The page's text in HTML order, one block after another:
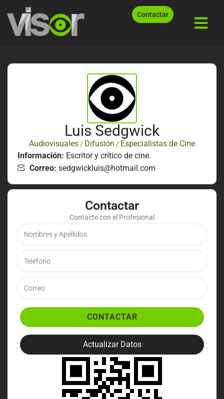
Contactar
Luis Sedgwick
Audiovisuales / Difusión / Especialistas de Cine
Información: Escritor y crítico de cine.
Correo: sedgwickluis@hotmail.com
Contactar
Contacte con el Profesional
CONTACTAR
Actualizar Datos